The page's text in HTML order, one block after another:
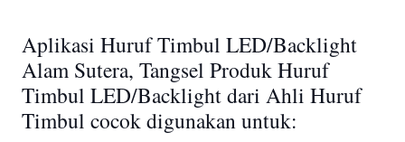
Aplikasi Huruf Timbul LED/Backlight
Alam Sutera, Tangsel Produk Huruf
Timbul LED/Backlight dari Ahli Huruf
Timbul cocok digunakan untuk: